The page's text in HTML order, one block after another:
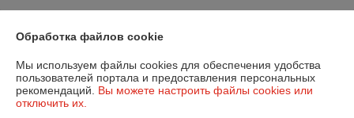
О нас
Контакты
Доставка и оплата
Обработка файлов cookie
Мы используем файлы cookies для обеспечения удобства
пользователей портала и предоставления персональных
рекомендаций. Вы можете настроить файлы cookies или
отключить их.